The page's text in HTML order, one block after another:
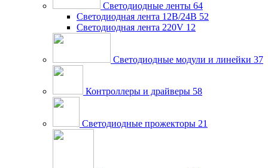
Светодиодные ленты 64
Светодиодная лента 12В/24В 52
Светодиодная лента 220V 12
Светодиодные модули и линейки 37
Контроллеры и драйверы 58
Светодиодные прожекторы 21